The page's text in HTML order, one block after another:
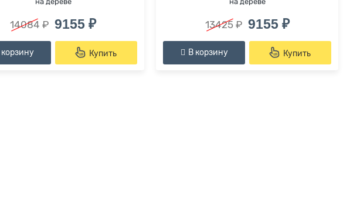
14084 ₽ 9155 ₽
корзину Купить
13425 ₽ 9155 ₽
В корзину Купить